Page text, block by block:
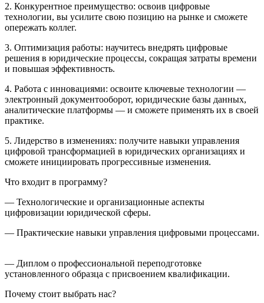
2. Конкурентное преимущество: освоив цифровые
технологии, вы усилите свою позицию на рынке и сможете
опережать коллег.
3. Оптимизация работы: научитесь внедрять цифровые
решения в юридические процессы, сокращая затраты времени
и повышая эффективность.
4. Работа с инновациями: освоите ключевые технологии —
электронный документооборот, юридические базы данных,
аналитические платформы — и сможете применять их в своей
практике.
5. Лидерство в изменениях: получите навыки управления
цифровой трансформацией в юридических организациях и
сможете инициировать прогрессивные изменения.
Что входит в программу?
— Технологические и организационные аспекты
цифровизации юридической сферы.
— Практические навыки управления цифровыми процессами.
— Диплом о профессиональной переподготовке
установленного образца с присвоением квалификации.
Почему стоит выбрать нас?